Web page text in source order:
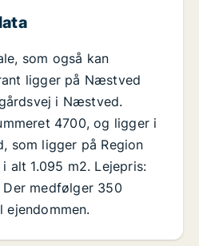
som også kan
ligger på Næstved
i Næstved.
4700, og ligger i
som ligger på Region
alt 1.095 m2. Lejepris:
Der medfølger 350
ejendommen.